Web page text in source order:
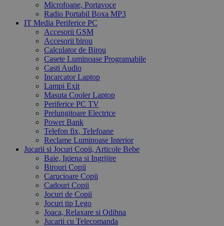
Microfoane, Portavoce
Radio Portabil Boxa MP3
IT Media Periferice PC
Accesorii GSM
Accesorii birou
Calculator de Birou
Casete Luminoase Programabile
Casti Audio
Incarcator Laptop
Lampi Exit
Masuta Cooler Laptop
Periferice PC TV
Prelungitoare Electrice
Power Bank
Telefon fix, Telefoane
Reclame Luminoase Interior
Jucarii si Jocuri Copii, Articole Bebe
Baie, Igiena si Ingrijire
Birouri Copii
Carucioare Copii
Cadouri Copii
Jocuri de Copii
Jocuri tip Lego
Joaca, Relaxare si Odihna
Jucarii cu Telecomanda